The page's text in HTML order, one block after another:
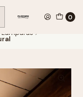
0
Lámparas